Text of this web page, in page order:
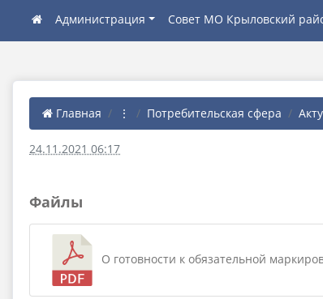
Администрация Совет МО Крыловский
Главная ⋮ Потребительская сфера
24.11.2021 06:17
Файлы
О готовности к обязательной